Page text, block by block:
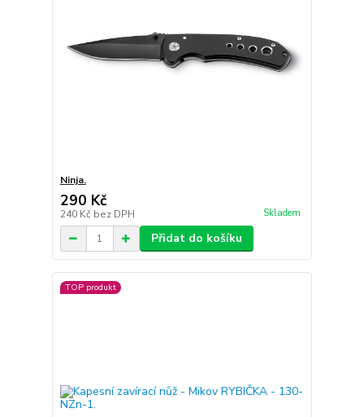
Ninja.
290 Kč
240 Kč bez DPH Skladem
Přidat do košíku
TOP produkt